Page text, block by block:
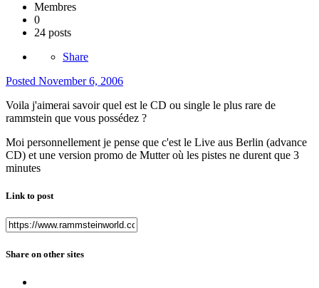
Membres
0
24 posts
Share
Posted November 6, 2006
Voila j'aimerai savoir quel est le CD ou single le plus rare de
rammstein que vous possédez ?
Moi personnellement je pense que c'est le Live aus Berlin (advance
CD) et une version promo de Mutter où les pistes ne durent que 3
minutes
Link to post
Share on other sites